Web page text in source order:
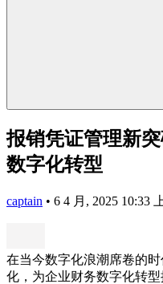
报销凭证管理新
数字化转型
captain • 6 4 月, 2025 10:33
在当今数字化浪潮席卷的
化，为企业财务数字化转型